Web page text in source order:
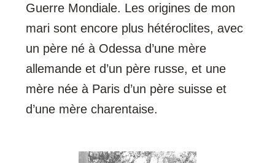
Guerre Mondiale. Les origines de mon
mari sont encore plus hétéroclites, avec
un père né à Odessa d’une mère
allemande et d’un père russe, et une
mère née à Paris d’un père suisse et
d’une mère charentaise.